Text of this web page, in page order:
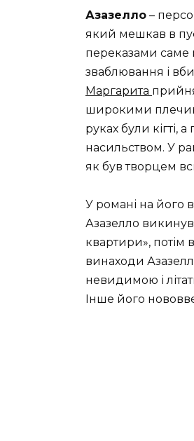
Азазелло –
який мешкав в
переказами саме
зваблювання і
Маргарита
широкими
руках були кігті,
насильством. У
як був творцем
У романі на його
Азазелло викинув
квартири», потім
винаходи
невидимою і
Інше його